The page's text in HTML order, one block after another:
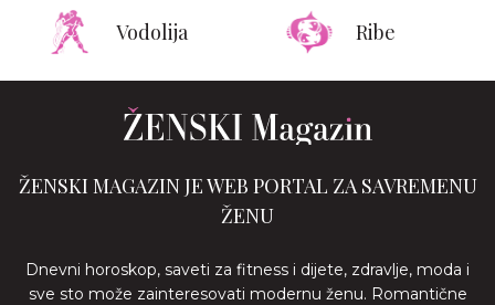
Vodolija Ribe
ŽENSKI MAGAZIN JE WEB PORTAL ZA SAVREMENU
ŽENU
Dnevni horoskop, saveti za fitness i dijete, zdravlje, moda i
sve sto može zainteresovati modernu ženu. Romantične